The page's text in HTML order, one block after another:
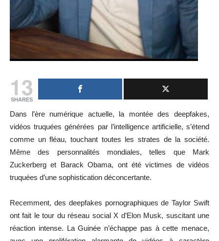
13
SHARES
Dans l’ère numérique actuelle, la montée des deepfakes,
vidéos truquées générées par l’intelligence artificielle, s’étend
comme un fléau, touchant toutes les strates de la société.
Même des personnalités mondiales, telles que Mark
Zuckerberg et Barack Obama, ont été victimes de vidéos
truquées d’une sophistication déconcertante.
Recemment, des deepfakes pornographiques de Taylor Swift
ont fait le tour du réseau social X d’Elon Musk, suscitant une
réaction intense. La Guinée n’échappe pas à cette menace,